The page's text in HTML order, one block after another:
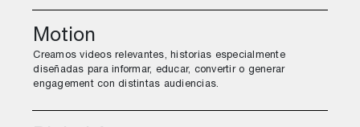
Motion
Creamos videos relevantes, historias especialmente
diseñadas para informar, educar, convertir o generar
engagement con distintas audiencias.